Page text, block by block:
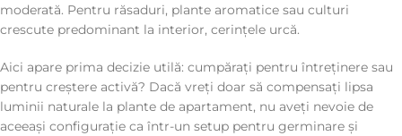
moderată. Pentru răsaduri, plante aromatice sau culturi
crescute predominant la interior, cerințele urcă.
Aici apare prima decizie utilă: cumpărați pentru întreținere sau
pentru creștere activă? Dacă vreți doar să compensați lipsa
luminii naturale la plante de apartament, nu aveți nevoie de
aceeași configurație ca într-un setup pentru germinare și